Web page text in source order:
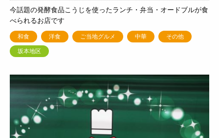
今話題の発酵食品こうじを使ったランチ・弁当・オードブルが食
べられるお店です
和食 洋食 ご当地グルメ 中華
その他
坂本地区